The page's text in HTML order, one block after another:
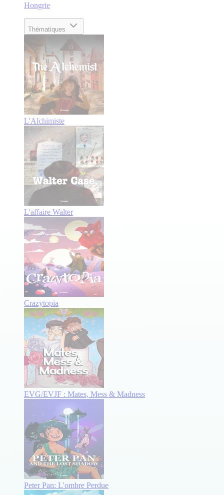
Hongrie
Thématiques
L'Alchimiste
L'affaire Walter
Crazytopia
EVG/EVJF : Mates, Mess & Madness
Peter Pan: L'ombre Perdue